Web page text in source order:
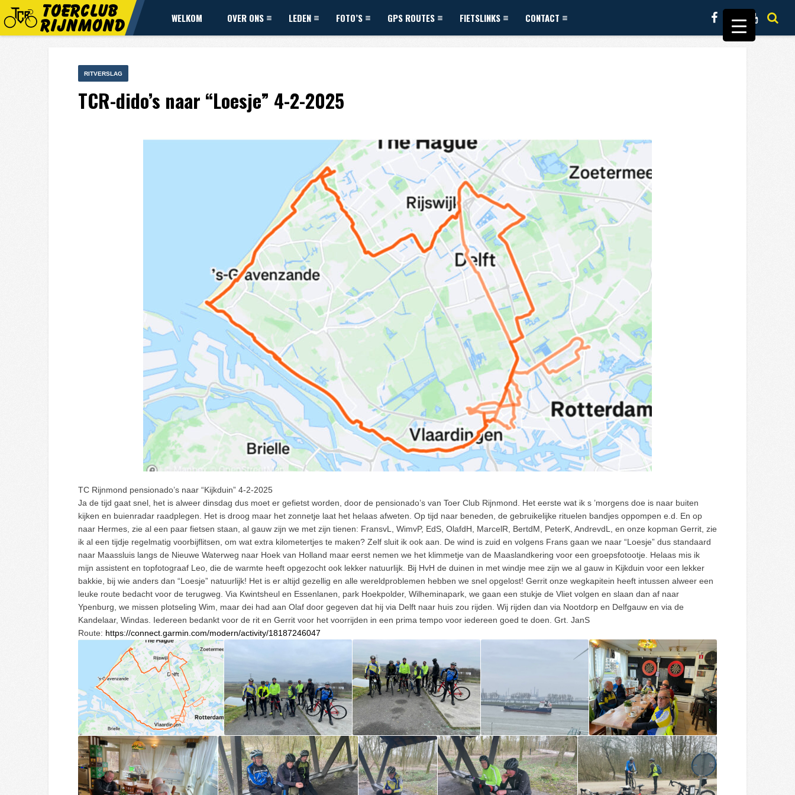
WELKOM OVER ONS LEDEN FOTO’S GPS ROUTES FIETSLINKS CONTACT
RITVERSLAG
TCR-dido’s naar “Loesje” 4-2-2025
TC Rijnmond pensionado’s naar “Kijkduin” 4-2-2025
Ja de tijd gaat snel, het is alweer dinsdag dus moet er gefietst worden, door de pensionado’s van Toer Club Rijnmond. Het eerste wat ik s ’morgens doe is naar buiten
kijken en buienradar raadplegen. Het is droog maar het zonnetje laat het helaas afweten. Op tijd naar beneden, de gebruikelijke rituelen bandjes oppompen e.d. En op
naar Hermes, zie al een paar fietsen staan, al gauw zijn we met zijn tienen: FransvL, WimvP, EdS, OlafdH, MarcelR, BertdM, PeterK, AndrevdL, en onze kopman Gerrit, zie
ik al een tijdje regelmatig voorbijflitsen, om wat extra kilometertjes te maken? Zelf sluit ik ook aan. De wind is zuid en volgens Frans gaan we naar “Loesje” dus standaard
naar Maassluis langs de Nieuwe Waterweg naar Hoek van Holland maar eerst nemen we het klimmetje van de Maaslandkering voor een groepsfotootje. Helaas mis ik
mijn assistent en topfotograaf Leo, die de warmte heeft opgezocht ook lekker natuurlijk. Bij HvH de duinen in met windje mee zijn we al gauw in Kijkduin voor een lekker
bakkie, bij wie anders dan “Loesje” natuurlijk! Het is er altijd gezellig en alle wereldproblemen hebben we snel opgelost! Gerrit onze wegkapitein heeft intussen alweer een
leuke route bedacht voor de terugweg. Via Kwintsheul en Essenlanen, park Hoekpolder, Wilheminapark, we gaan een stukje de Vliet volgen en slaan dan af naar
Ypenburg, we missen plotseling Wim, maar dei had aan Olaf door gegeven dat hij via Delft naar huis zou rijden. Wij rijden dan via Nootdorp en Delfgauw en via de
Kandelaar, Windas. Iedereen bedankt voor de rit en Gerrit voor het voorrijden in een prima tempo voor iedereen goed te doen. Grt. JanS
Route: https://connect.garmin.com/modern/activity/18187246047